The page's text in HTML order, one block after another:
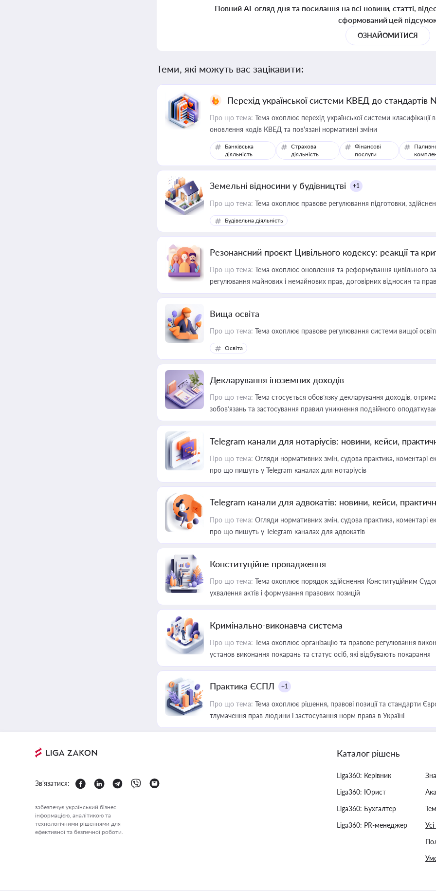
Повний AI-огляд дня та посилання на всі новини, статті,
сформований цей
ОЗНАЙОМИТИСЯ
Теми, які можуть вас зацікавити:
Перехід української системи КВЕД до стандартів
Про що тема: Тема охоплює перехід української системи класифікації
оновлення кодів КВЕД та пов'язані нормативні зміни
Банківська
діяльність
Страхова
діяльність
Фінансові
послуги
Земельні відносини у будівництві +1
Про що тема: Тема охоплює правове регулювання підготовки,
Будівельна діяльність
Резонансний проєкт Цивільного кодексу: реакції та
Про що тема: Тема охоплює оновлення та реформування цивільного
регулювання майнових і немайнових прав, договірних відносин та
Вища освіта
Про що тема: Тема охоплює правове регулювання системи вищої освіти,
Освіта
Декларування іноземних доходів
Про що тема: Тема стосується обов’язку декларування доходів,
зобов’язань та застосування правил уникнення подвійного
Telegram канали для нотаріусів: новини, кейси,
Про що тема: Огляди нормативних змін, судова практика, коментарі
про що пишуть у Telegram каналах для нотаріусів
Telegram канали для адвокатів: новини, кейси,
Про що тема: Огляди нормативних змін, судова практика, коментарі
про що пишуть у Telegram каналах для адвокатів
Конституційне провадження
Про що тема: Тема охоплює порядок здійснення Конституційним
ухвалення актів і формування правових позицій
Кримінально-виконавча система
Про що тема: Тема охоплює організацію та правове регулювання
установ виконання покарань та статус осіб, які відбувають покарання
Практика ЄСПЛ +1
Про що тема: Тема охоплює рішення, правові позиції та стандарти
тлумачення прав людини і застосування норм права в Україні
Зв'язатися:
забезпечує український бізнес
інформацією, аналітикою та
технологічними рішеннями для
ефективної та безпечної роботи.
Каталог рішень
Liga360: Керівник
Liga360: Юрист
Liga360: Бухгалтер
Liga360: PR-менеджер